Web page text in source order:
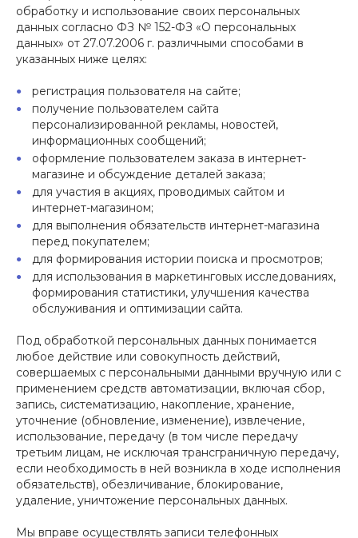
обработку и использование своих персональных
данных согласно ФЗ № 152-ФЗ «О персональных
данных» от 27.07.2006 г. различными способами в
указанных ниже целях:
регистрация пользователя на сайте;
получение пользователем сайта
персонализированной рекламы, новостей,
информационных сообщений;
оформление пользователем заказа в интернет-
магазине и обсуждение деталей заказа;
для участия в акциях, проводимых сайтом и
интернет-магазином;
для выполнения обязательств интернет-магазина
перед покупателем;
для формирования истории поиска и просмотров;
для использования в маркетинговых исследованиях,
формирования статистики, улучшения качества
обслуживания и оптимизации сайта.
Под обработкой персональных данных понимается
любое действие или совокупность действий,
совершаемых с персональными данными вручную или с
применением средств автоматизации, включая сбор,
запись, систематизацию, накопление, хранение,
уточнение (обновление, изменение), извлечение,
использование, передачу (в том числе передачу
третьим лицам, не исключая трансграничную передачу,
если необходимость в ней возникла в ходе исполнения
обязательств), обезличивание, блокирование,
удаление, уничтожение персональных данных.
Мы вправе осуществлять записи телефонных